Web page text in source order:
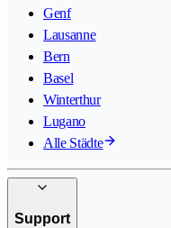
Genf
Lausanne
Bern
Basel
Winterthur
Lugano
Alle Städte
Support